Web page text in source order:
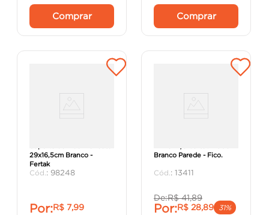
Comprar Comprar
29x16,5cm Branco -
Fertak
: 98248
Por:R$ 7,99
Branco Parede - Fico.
: 13411
De:R$ 41,89
Por:R$ 28,89
31%